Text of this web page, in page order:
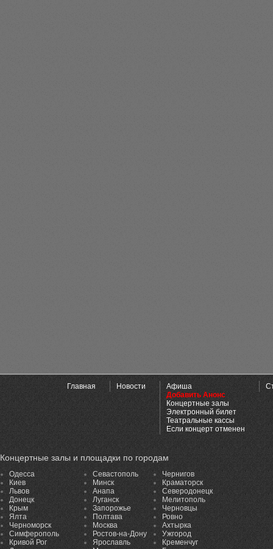
Главная Новости
Афиша
Добавить Анонс
Концертные залы
Электронный билет
Театральные кассы
Если концерт отменен
Концертные залы и площадки по городам
Одесса
Киев
Львов
Донецк
Крым
Ялта
Черноморск
Симферополь
Кривой Рог
Севастополь
Минск
Анапа
Луганск
Запорожье
Полтава
Москва
Ростов-на-Дону
Ярославль
Чернигов
Краматорск
Северодонецк
Мелитополь
Черновцы
Ровно
Ахтырка
Ужгород
Кременчуг